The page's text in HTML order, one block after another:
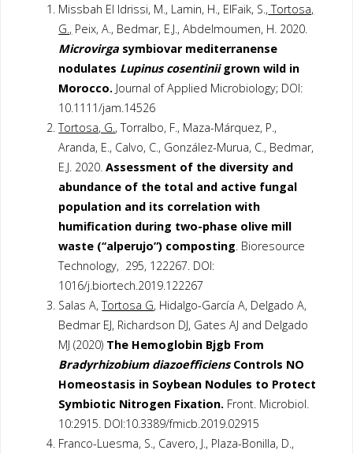
Missbah El Idrissi, M., Lamin, H., ElFaik, S., Tortosa,
G., Peix, A., Bedmar, E.J., Abdelmoumen, H. 2020.
Microvirga symbiovar mediterranense
nodulates Lupinus cosentiniigrown wild in
Morocco. Journal of Applied Microbiology; DOI:
10.1111/jam.14526
Tortosa, G. , Torralbo, F., Maza-Márquez, P.,
Aranda, E., Calvo, C., González-Murua, C., Bedmar,
E.J. 2020. Assessment of the diversity and
abundance of the total and active fungal
population and its correlation with
humification during two-phase olive mill
waste (‘‘alperujo”) composting . Bioresource
Technology, 295, 122267. DOI:
1016/j.biortech.2019.122267
Salas A,Tortosa G, Hidalgo-García A, Delgado A,
Bedmar EJ, Richardson DJ, Gates AJ and Delgado
MJ (2020) The Hemoglobin Bjgb From
Bradyrhizobium diazoefficiensControls NO
Homeostasis in Soybean Nodules to Protect
Symbiotic Nitrogen Fixation. Front. Microbiol.
10:2915. DOI:10.3389/fmicb.2019.02915
Franco-Luesma, S., Cavero, J., Plaza-Bonilla, D.,